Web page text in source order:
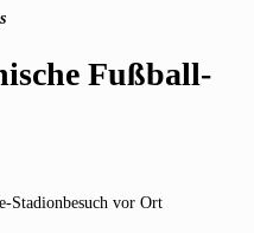
Fußball-
Stadionbesuch vor Ort